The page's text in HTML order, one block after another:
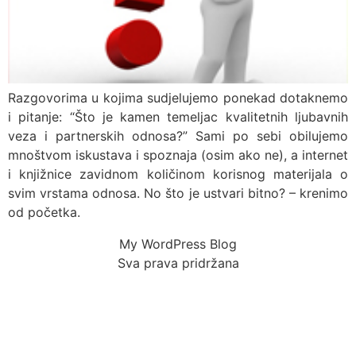
Razgovorima u kojima sudjelujemo ponekad dotaknemo
i pitanje: “Što je kamen temeljac kvalitetnih ljubavnih
veza i partnerskih odnosa?” Sami po sebi obilujemo
mnoštvom iskustava i spoznaja (osim ako ne), a internet
i knjižnice zavidnom količinom korisnog materijala o
svim vrstama odnosa. No što je ustvari bitno? – krenimo
od početka.
My WordPress Blog
Sva prava pridržana